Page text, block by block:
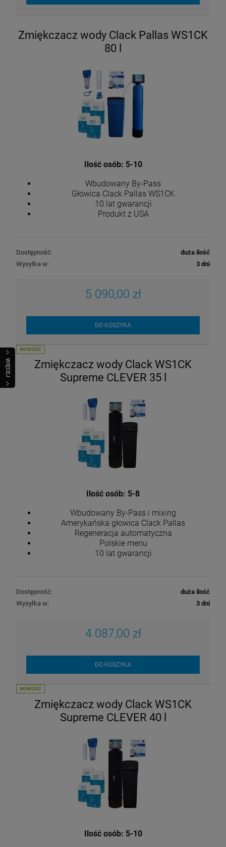
WIĘCEJ
Zmiękczacz wody Clack Pallas WS1CK
80 l
Ilość osób: 5-10
Wbudowany By-Pass
Głowica Clack Pallas WS1CK
10 lat gwarancji
Produkt z USA
Dostępność:
duża ilość
Wysyłka w:
3 dni
5 090,00 zł
DO KOSZYKA
Zmiękczacz wody Clack WS1CK
Supreme CLEVER 35 l
Ilość osób: 5-8
Wbudowany By-Pass i mixing
Amerykańska głowica Clack Pallas
Regeneracja automatyczna
Polskie menu
10 lat gwarancji
Dostępność:
duża ilość
Wysyłka w:
3 dni
4 087,00 zł
DO KOSZYKA
NOWOŚĆ
Zmiękczacz wody Clack WS1CK
Supreme CLEVER 40 l
Ilość osób: 5-10
NOWOŚĆ